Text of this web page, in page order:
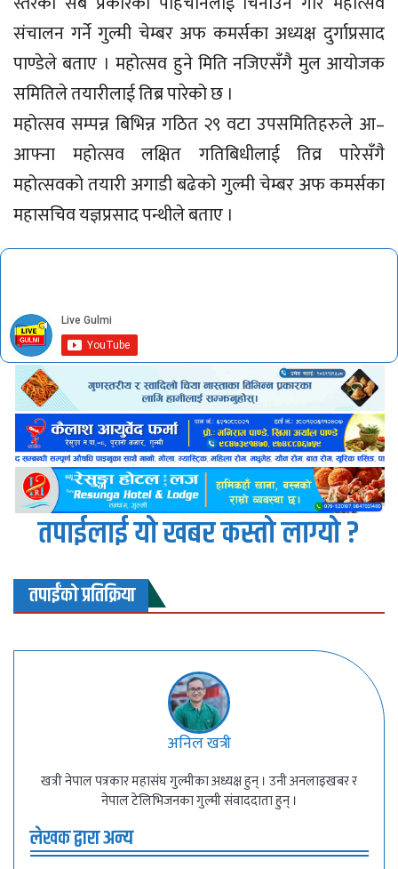
संचालन गर्ने गुल्मी चेम्बर अफ कमर्सका अध्यक्ष दुर्गाप्रसाद
पाण्डेले बताए । महोत्सव हुने मिति नजिएसँगै मुल आयोजक
समितिले तयारीलाई तिब्र पारेको छ ।
महोत्सव सम्पन्न बिभिन्न गठित २९ वटा उपसमितिहरुले आ–
आफ्ना महोत्सव लक्षित गतिबिधीलाई तिव्र पारेसँगै
महोत्सवको तयारी अगाडी बढेको गुल्मी चेम्बर अफ कमर्सका
महासचिव यज्ञप्रसाद पन्थीले बताए ।
तपाईलाई यो खबर कस्तो लाग्यो ?
तपाईंको प्रतिक्रिया
अनिल खत्री
खत्री नेपाल पत्रकार महासंघ गुल्मीका अध्यक्ष हुन् । उनी अनलाइखबर र
नेपाल टेलिभिजनका गुल्मी संवाददाता हुन् ।
लेखक द्वारा अन्य